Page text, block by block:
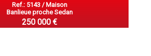
Ref.: 5143 / Maison
Banlieue proche Sedan
250 000 €